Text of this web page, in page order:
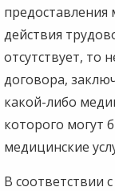
предоставления
действия
отсутствует, то
договора,
какой-либо
которого могут
медицинские
В соответствии